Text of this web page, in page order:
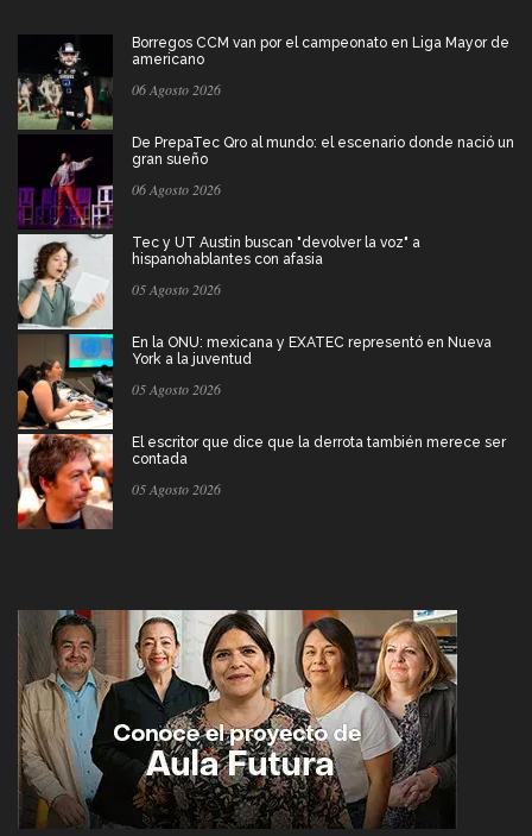
Borregos CCM van por el campeonato en Liga Mayor de
americano
06 Agosto 2026
De PrepaTec Qro al mundo: el escenario donde nació un
gran sueño
06 Agosto 2026
Tec y UT Austin buscan "devolver la voz" a
hispanohablantes con afasia
05 Agosto 2026
En la ONU: mexicana y EXATEC representó en Nueva
York a la juventud
05 Agosto 2026
El escritor que dice que la derrota también merece ser
contada
05 Agosto 2026